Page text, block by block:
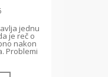
jednu
je reč o
nakon
Problemi